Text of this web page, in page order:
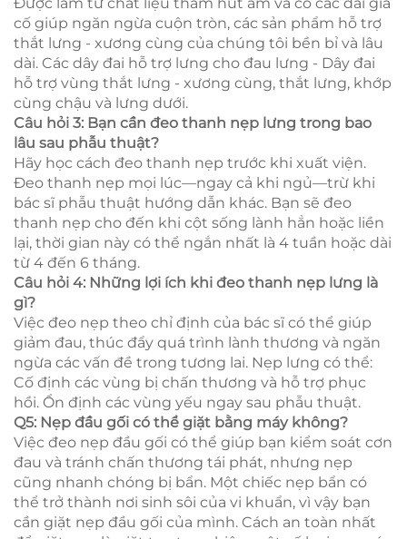
cố giúp ngăn ngừa cuộn tròn, các sản phẩm hỗ trợ
thắt lưng - xương cùng của chúng tôi bền bỉ và lâu
dài. Các dây đai hỗ trợ lưng cho đau lưng - Dây đai
hỗ trợ vùng thắt lưng - xương cùng, thắt lưng, khớp
cùng chậu và lưng dưới.
Câu hỏi 3: Bạn cần đeo thanh nẹp lưng trong bao
lâu sau phẫu thuật?
Hãy học cách đeo thanh nẹp trước khi xuất viện.
Đeo thanh nẹp mọi lúc—ngay cả khi ngủ—trừ khi
bác sĩ phẫu thuật hướng dẫn khác. Bạn sẽ đeo
thanh nẹp cho đến khi cột sống lành hẳn hoặc liền
lại, thời gian này có thể ngắn nhất là 4 tuần hoặc dài
từ 4 đến 6 tháng.
Câu hỏi 4: Những lợi ích khi đeo thanh nẹp lưng là
gì?
Việc đeo nẹp theo chỉ định của bác sĩ có thể giúp
giảm đau, thúc đẩy quá trình lành thương và ngăn
ngừa các vấn đề trong tương lai. Nẹp lưng có thể:
Cố định các vùng bị chấn thương và hỗ trợ phục
hồi. Ổn định các vùng yếu ngay sau phẫu thuật.
Q5: Nẹp đầu gối có thể giặt bằng máy không?
Việc đeo nẹp đầu gối có thể giúp bạn kiểm soát cơn
đau và tránh chấn thương tái phát, nhưng nẹp
cũng nhanh chóng bị bẩn. Một chiếc nẹp bẩn có
thể trở thành nơi sinh sôi của vi khuẩn, vì vậy bạn
cần giặt nẹp đầu gối của mình. Cách an toàn nhất